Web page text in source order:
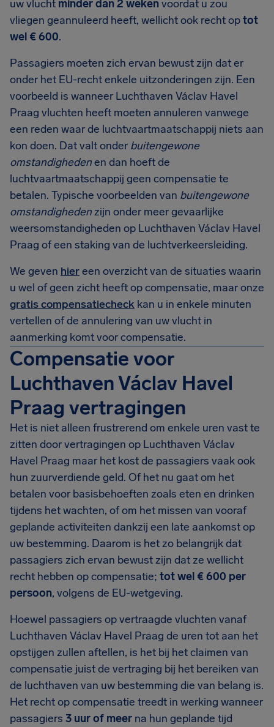
uw vlucht minder dan 2 wekenvoordat u zou
vliegen geannuleerd heeft, wellicht ook recht optot
wel € 600.
Passagiers moeten zich ervan bewust zijn dat er
onder het EU-recht enkele uitzonderingen zijn. Een
voorbeeld is wanneer Luchthaven Václav Havel
Praag vluchten heeft moeten annuleren vanwege
een reden waar de luchtvaartmaatschappij niets aan
kon doen. Dat valt onder buitengewone
omstandighedenen dan hoeft de
luchtvaartmaatschappij geen compensatie te
betalen. Typische voorbeelden van buitengewone
omstandighedenzijn onder meer gevaarlijke
weersomstandigheden op Luchthaven Václav Havel
Praag of een staking van de luchtverkeersleiding.
We geven hiereen overzicht van de situaties waarin
u wel of geen zicht heeft op compensatie, maar onze
gratis compensatiecheck kan u in enkele minuten
vertellen of de annulering van uw vlucht in
aanmerking komt voor compensatie.
Compensatie voor
Luchthaven Václav Havel
Praag vertragingen
Het is niet alleen frustrerend om enkele uren vast te
zitten door vertragingen op Luchthaven Václav
Havel Praag maar het kost de passagiers vaak ook
hun zuurverdiende geld. Of het nu gaat om het
betalen voor basisbehoeften zoals eten en drinken
tijdens het wachten, of om het missen van vooraf
geplande activiteiten dankzij een late aankomst op
uw bestemming. Daarom is het zo belangrijk dat
passagiers zich ervan bewust zijn dat ze wellicht
recht hebben op compensatie; tot wel € 600 per
persoon, volgens de EU-wetgeving.
Hoewel passagiers op vertraagde vluchten vanaf
Luchthaven Václav Havel Praag de uren tot aan het
opstijgen zullen aftellen, is het bij het claimen van
compensatie juist de vertraging bij het bereiken van
de luchthaven van uw bestemming die van belang is.
Het recht op compensatie treedt in werking wanneer
passagiers 3 uur of meer na hun geplande tijd